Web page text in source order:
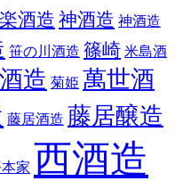
酒造 神酒造 神酒造
笹の川酒造 篠崎 米島酒
造 菊姫 萬世酒
藤居酒造 藤居醸造
家 西酒造